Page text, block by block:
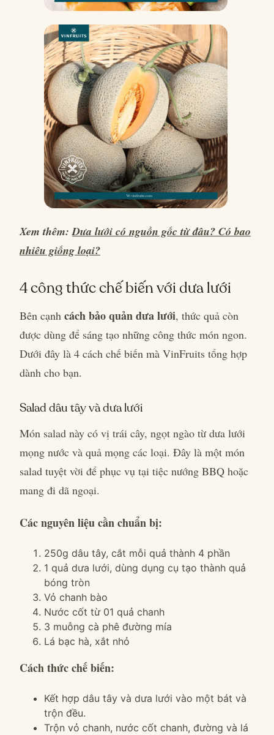
Xem thêm:Dưa lưới có nguồn gốc từ đâu? Có bao
nhiêu giống loại?
4 công thức chế biến với dưa lưới
Bên cạnh cách bảo quản dưa lưới, thức quả còn
được dùng để sáng tạo những công thức món ngon.
Dưới đây là 4 cách chế biến mà VinFruits tổng hợp
dành cho bạn.
Salad dâu tây và dưa lưới
Món salad này có vị trái cây, ngọt ngào từ dưa lưới
mọng nước và quả mọng các loại. Đây là một món
salad tuyệt vời để phục vụ tại tiệc nướng BBQ hoặc
mang đi dã ngoại.
Các nguyên liệu cần chuẩn bị:
250g dâu tây, cắt mỗi quả thành 4 phần
1 quả dưa lưới, dùng dụng cụ tạo thành quả
bóng tròn
Vỏ chanh bào
Nước cốt từ 01 quả chanh
3 muỗng cà phê đường mía
Lá bạc hà, xắt nhỏ
Cách thức chế biến:
Kết hợp dâu tây và dưa lưới vào một bát và
trộn đều.
Trộn vỏ chanh, nước cốt chanh, đường và lá